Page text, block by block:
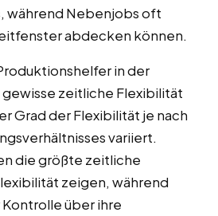
während Nebenjobs oft
abdecken können.
in der
zeitliche Flexibilität
Grad der Flexibilität je nach
variiert.
die größte zeitliche
zeigen, während
über ihre